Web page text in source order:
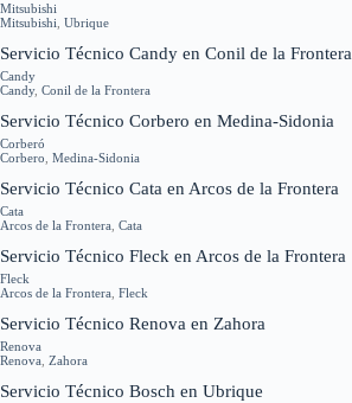
Mitsubishi
Mitsubishi Ubrique
Servicio Técnico Candy en Conil de la Frontera
Candy
Candy, Conil de la Frontera
Servicio Técnico Corbero en Medina-Sidonia
Corberó
Corbero Medina-Sidonia
Servicio Técnico Cata en Arcos de la Frontera
Cata
Arcos de la Frontera Cata
Servicio Técnico Fleck en Arcos de la Frontera
Fleck
Arcos de la Frontera Fleck
Servicio Técnico Renova en Zahora
Renova
Renova Zahora
Servicio Técnico Bosch en Ubrique